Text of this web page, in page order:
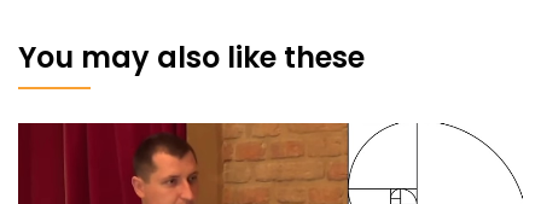
You may also like these